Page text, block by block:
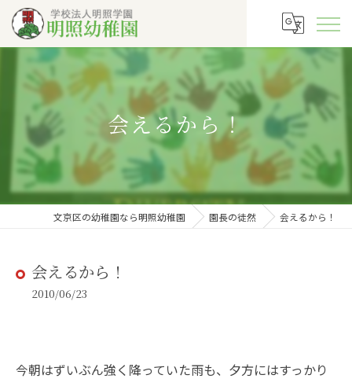
会えるから！
文京区の幼稚園なら明照幼稚園 園長の徒然 会えるから！
会えるから！
2010/06/23
今朝はずいぶん強く降っていた雨も、夕方にはすっかり